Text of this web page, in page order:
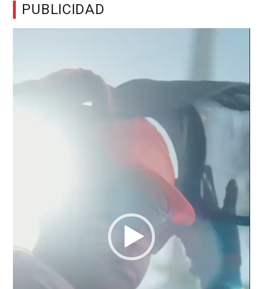
PUBLICIDAD